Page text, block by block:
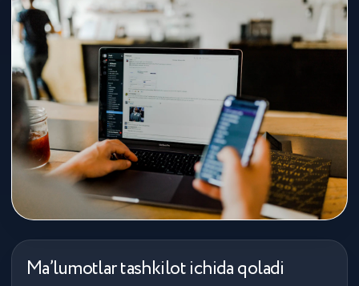
Ma’lumotlar tashkilot ichida qoladi
VideoblogiCORP
YOUTUBE-KANALI